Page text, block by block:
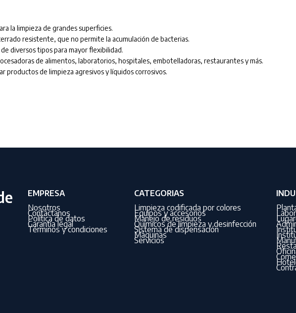
la limpieza de grandes superficies.
resistente, que no permite la acumulación de bacterias.
diversos tipos para mayor flexibilidad.
de alimentos, laboratorios, hospitales, embotelladoras, restaurantes y más.
productos de limpieza agresivos y líquidos corrosivos.
EMPRESA
Nosotros
Contáctanos
Política de datos
Garantía legal
Términos y condiciones
CATEGORIAS
Limpieza codificada por colores
Equipos y accesorios
Manejo de residuos
Químicos de limpieza y desinfección
Sistema de dispensación
Máquinas
Servicios